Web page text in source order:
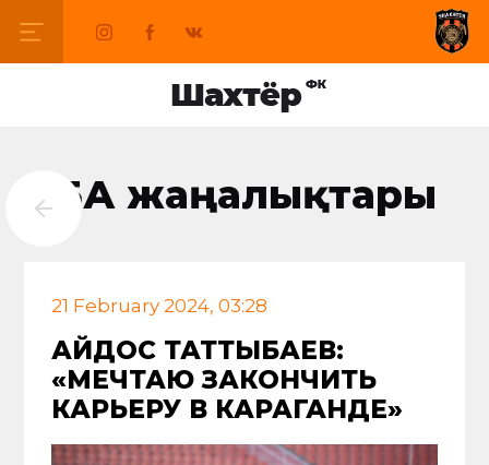
БАҚ жаңалықтары
21 February 2024, 03:28
АЙДОС ТАТТЫБАЕВ:
«МЕЧТАЮ ЗАКОНЧИТЬ
КАРЬЕРУ В КАРАГАНДЕ»